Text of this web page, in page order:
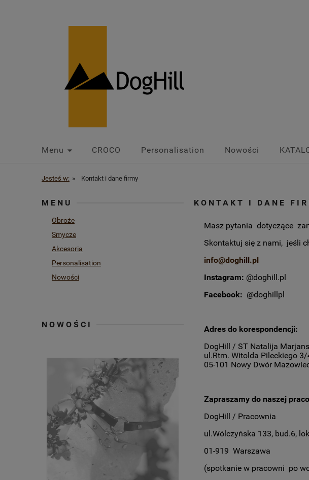
Menu CROCO Personalisation Nowości
Jesteś w: » Kontakt i dane firmy
MENU
Obroże
Smycze
Akcesoria
Personalisation
Nowości
NOWOŚCI
KONTAKT I DANE
Masz pytania dotyczące
Skontaktuj się z nami, jeśli
info@doghill.pl
Instagram: @doghill.pl
Facebook: @doghillpl
Adres do korespondencji:
DogHill / ST Natalija
ul.Rtm. Witolda Pileckiego
05-101 Nowy Dwór
Zapraszamy do naszej
DogHill / Pracownia
ul.Wólczyńska 133, bud.6,
01-919 Warszawa
(spotkanie w pracowni po